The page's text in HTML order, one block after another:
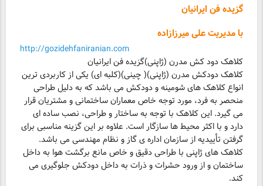
گزیده فن ایرانیان
با مدیریت علی میرزازاده
http://gozidehfaniranian.com
کلاهک دودکش مدرن (ژاپنی)( چینی)(کلبه ای) یکی از کاربردی ترین
انواع کلاهک های شومینه و دودکش می باشد که به دلیل طراحی
منحصر به فرد، مورد توجه خاص معماران ساختمانی و مشتریان قرار
می گیرد. این کلاهک با توجه به ساختار و طراحی، نصب ساده ای
دارد و با اکثر محیط ها سازگار است. علاوه بر این گزینه مناسبی برای
گرفتن تأییدیه از سازمان اداره ی گاز و نظام مهندسی می باشد.
کلاهک های ژاپنی با طراحی دقیق و خاص مانع برگشت هوا به داخل
ساختمان و از ورود حشرات و ذرات به داخل دودکش جلوگیری می
کند.